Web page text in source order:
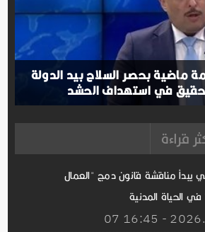
ماضية بحصر السلاح بيد الدولة
في استهداف الحشد
قراءة
يبدأ مناقشة قانون دمج "العمال
الحياة المدنية